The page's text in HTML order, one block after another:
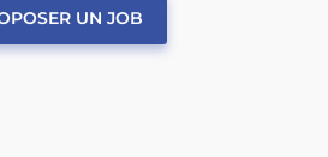
UN JOB